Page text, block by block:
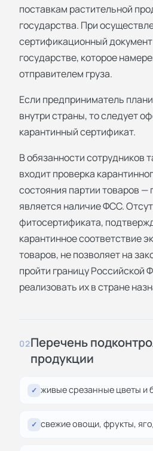
поставкам растительной
государства. При
сертификационный
государстве, которое
отправителем груза.
Если предприниматель
внутри страны, то следует
карантинный сертификат.
В обязанности сотрудников
входит проверка
состояния партии товаров —
является наличие ФСС.
фитосертификата,
карантинное соответствие
товаров, не позволяет на
пройти границу Российской
реализовать их в стране
02Перечень
продукции
✓ живые срезанные цветы и
✓ свежие овощи, фрукты,